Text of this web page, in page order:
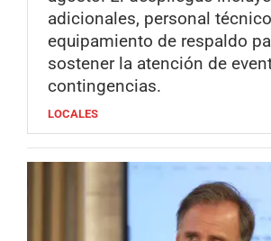
adicionales, personal
equipamiento de respaldo
sostener la atención de
contingencias.
LOCALES